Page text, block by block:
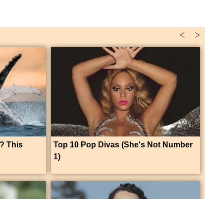
>
<
This
Top 10 Pop Divas (She's Not Number
1)